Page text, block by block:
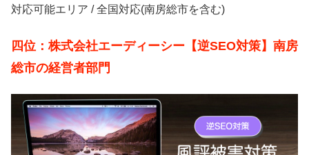
対応可能エリア / 全国対応(南房総市を含む)
四位：株式会社エーディーシー【逆SEO対策】南房
総市の経営者部門